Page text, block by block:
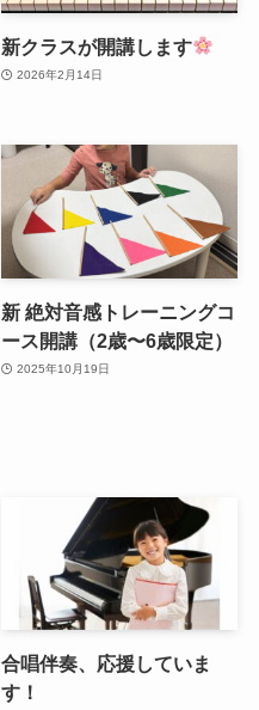
新クラスが開講します
2026年2月14日
新 絶対音感トレーニングコ
ース開講（2歳〜6歳限定）
2025年10月19日
合唱伴奏、応援していま
す！